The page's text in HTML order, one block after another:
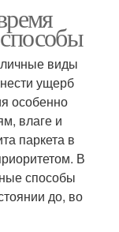
виды
ущерб
особенно
влаге и
паркета в
В
способы
до, во